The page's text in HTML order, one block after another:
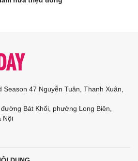
Season 47 Nguyễn Tuân, Thanh Xuân,
Bát Khối, phường Long Biên,
Nội